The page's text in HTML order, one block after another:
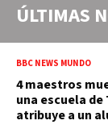
ÚLTIMAS
BBC NEWS MUNDO
4 maestros
una escuela
atribuye a un